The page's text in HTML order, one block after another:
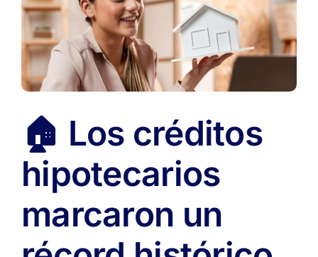
🏠 Los créditos
hipotecarios
marcaron un